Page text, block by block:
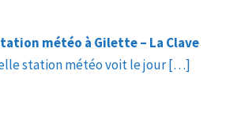
météo à Gilette – La Clave
station météo voit le jour[…]